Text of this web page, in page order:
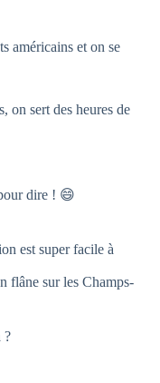
américains et on se
on sert des heures de
dire ! 😄
est super facile à
flâne sur les Champs-
?